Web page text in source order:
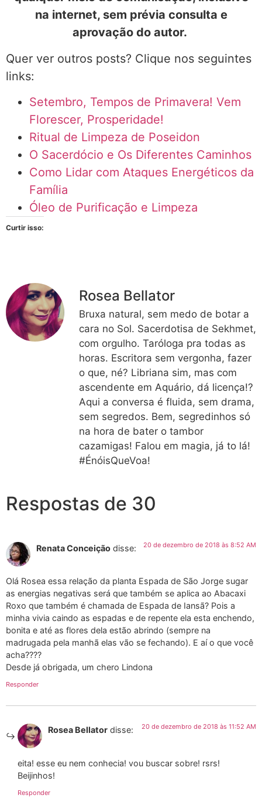
na internet, sem prévia consulta e
aprovação do autor.
Quer ver outros posts? Clique nos seguintes
links:
Setembro, Tempos de Primavera! Vem
Florescer, Prosperidade!
Ritual de Limpeza de Poseidon
O Sacerdócio e Os Diferentes Caminhos
Como Lidar com Ataques Energéticos da
Família
Óleo de Purificação e Limpeza
Curtir isso:
Rosea Bellator
Bruxa natural, sem medo de botar a
cara no Sol. Sacerdotisa de Sekhmet,
com orgulho. Taróloga pra todas as
horas. Escritora sem vergonha, fazer
o que, né? Libriana sim, mas com
ascendente em Aquário, dá licença!?
Aqui a conversa é fluida, sem drama,
sem segredos. Bem, segredinhos só
na hora de bater o tambor
cazamigas! Falou em magia, já to lá!
#ÉnóisQueVoa!
Respostas de 30
Renata Conceição disse: 20 de dezembro de 2018 às 8:52 AM
Olá Rosea essa relação da planta Espada de São Jorge sugar
as energias negativas será que também se aplica ao Abacaxi
Roxo que também é chamada de Espada de Iansã? Pois a
minha vivia caindo as espadas e de repente ela esta enchendo,
bonita e até as flores dela estão abrindo (sempre na
madrugada pela manhã elas vão se fechando). E aí o que você
acha????
Desde já obrigada, um chero Lindona
Responder
Rosea Bellator disse: 20 de dezembro de 2018 às 11:52 AM
eita! esse eu nem conhecia! vou buscar sobre! rsrs!
Beijinhos!
Responder